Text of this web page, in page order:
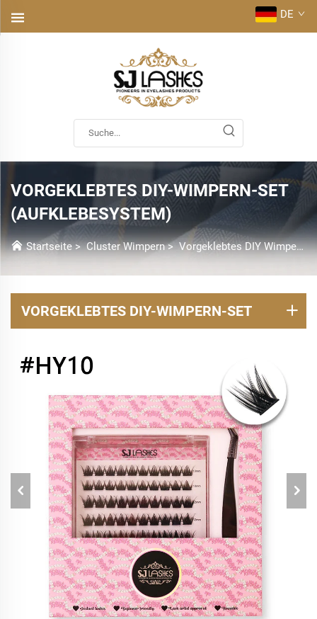
DE
VORGEKLEBTES DIY-WIMPERN-SET
(AUFKLEBESYSTEM)
Startseite>Cluster Wimpern>Vorgeklebtes DIY Wimpern-Set (Aufsteck-System)
VORGEKLEBTES DIY-WIMPERN-SET